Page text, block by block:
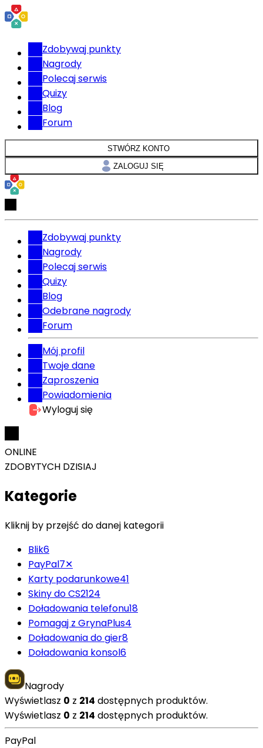
Zdobywaj punkty
Nagrody
Polecaj serwis
Quizy
Blog
Forum
STWÓRZ KONTO
ZALOGUJ SIĘ
Zdobywaj punkty
Nagrody
Polecaj serwis
Quizy
Blog
Odebrane nagrody
Forum
Mój profil
Twoje dane
Zaproszenia
Powiadomienia
Wyloguj się
ONLINE
ZDOBYTYCH DZISIAJ
Kategorie
Kliknij by przejść do danej kategorii
Blik6
PayPal7✕
Karty podarunkowe41
Skiny do CS2124
Doładowania telefonu18
Pomagaj z GrynaPlus4
Doładowania do gier8
Doładowania konsol6
Nagrody
Wyświetlasz 0 z 214 dostępnych produktów.
Wyświetlasz 0 z 214 dostępnych produktów.
PayPal